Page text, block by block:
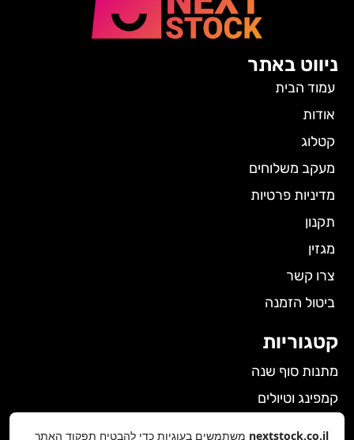
ניווט באתר
עמוד הבית
אודות
קטלוג
מעקב משלוחים
מדיניות פרטיות
תקנון
מגזין
צרו קשר
ביטול הזמנה
קטגוריות
מתנות סוף שנה
קמפינג וטיולים
nextstock.co.il משתמשים בעוגיות כדי להבטיח תפקוד האתר